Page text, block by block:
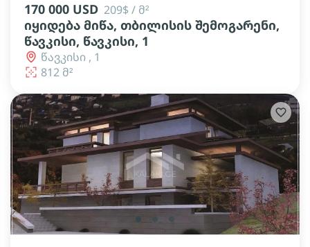
170 000 USD 209$ / მ²
იყიდება მიწა, თბილისის შემოგარენი,
წავკისი, წავკისი, 1
წავკისი , 1
812 მ²
lens